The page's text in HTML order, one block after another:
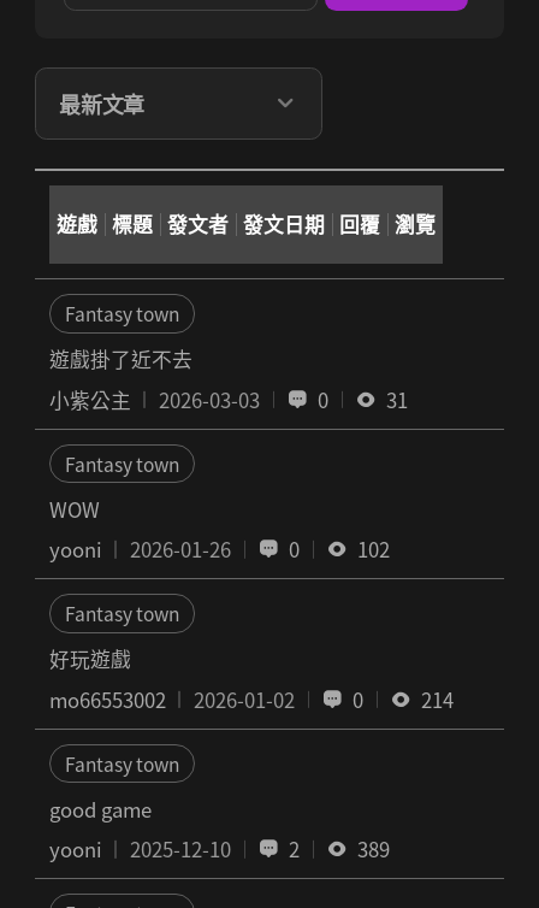
最新文章
遊戲 標題 發文者 發文日期 回覆 瀏覽​
Fantasy town
遊戲掛了近不去
小紫公主
2026-03-03 0 31
Fantasy town
WOW
yooni
2026-01-26 0 102
Fantasy town
好玩遊戲
mo66553002
2026-01-02 0 214
Fantasy town
good game
yooni
2025-12-10 2 389